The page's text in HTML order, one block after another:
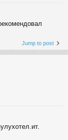
Jump to post